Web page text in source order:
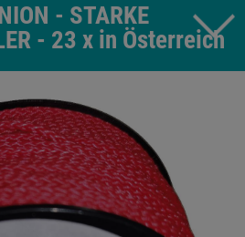
- STARKE
- 23 x in Österreich